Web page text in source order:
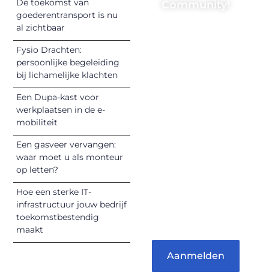
De toekomst van
goederentransport is nu
al zichtbaar
Fysio Drachten:
persoonlijke begeleiding
bij lichamelijke klachten
Een Dupa-kast voor
werkplaatsen in de e-
mobiliteit
Een gasveer vervangen:
waar moet u als monteur
op letten?
Hoe een sterke IT-
infrastructuur jouw bedrijf
toekomstbestendig
maakt
Community!
Aanmelden